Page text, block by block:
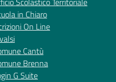
in Chiaro
On Line
Cantù
Brenna
G Suite